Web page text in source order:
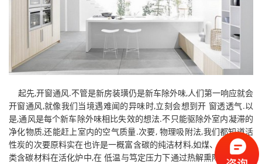
起先,开窗通风.不管是新房装璜仍是新车除外味,人们第一响应就会
开窗通风,就像我们当境遇难闻的异味时,立刻会想到开 窗透透气.以
是,通风是每个新车除外味相比失效的想法.不只能驱除外室内凝滞的
净化物质,还能赶上室内的空气质量.次要, 物理吸附法,我们都知道活
性炭的次要原料实在也许是一概富含碳的纯洁材料,如煤、木材等.这
类含碳材料在活化炉中,在 低温与笃定压力下通过热解熏陶被交替成